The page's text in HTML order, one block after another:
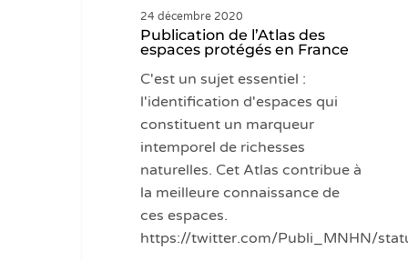
24 décembre 2020
Publication de l’Atlas des
espaces protégés en France
C'est un sujet essentiel :
l'identification d'espaces qui
constituent un marqueur
intemporel de richesses
naturelles. Cet Atlas contribue à
la meilleure connaissance de
ces espaces.
https://twitter.com/Publi_MNHN/